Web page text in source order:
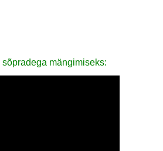
sõpradega mängimiseks: